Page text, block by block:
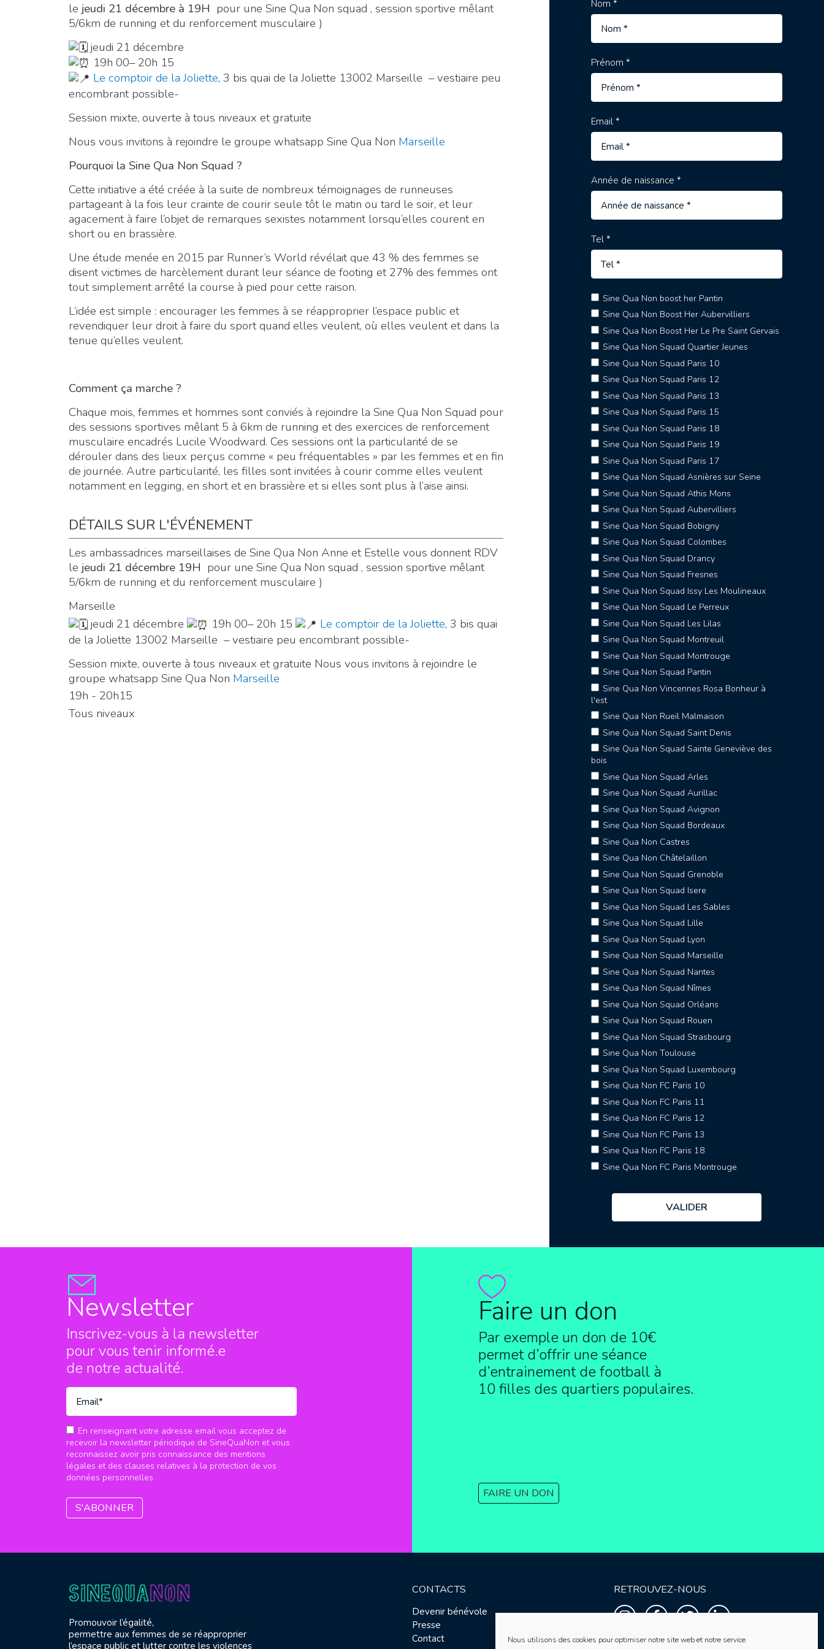
Nous utilisons des cookies pour optimiser notre site web et notre service.
le jeudi 21 décembre à 19H pour une Sine Qua Non squad , session sportive mêlant
5/6km de running et du renforcement musculaire )
jeudi 21 décembre
19h 00– 20h 15
Le comptoir de la Joliette, 3 bis quai de la Joliette 13002 Marseille – vestiaire peu
encombrant possible-
Session mixte, ouverte à tous niveaux et gratuite
Nous vous invitons à rejoindre le groupe whatsapp Sine Qua Non Marseille
Pourquoi la Sine Qua Non Squad ?
Cette initiative a été créée à la suite de nombreux témoignages de runneuses
partageant à la fois leur crainte de courir seule tôt le matin ou tard le soir, et leur
agacement à faire l’objet de remarques sexistes notamment lorsqu’elles courent en
short ou en brassière.
Une étude menée en 2015 par Runner’s World révélait que 43 % des femmes se
disent victimes de harcèlement durant leur séance de footing et 27% des femmes ont
tout simplement arrêté la course à pied pour cette raison.
L’idée est simple : encourager les femmes à se réapproprier l’espace public et
revendiquer leur droit à faire du sport quand elles veulent, où elles veulent et dans la
tenue qu’elles veulent.
Comment ça marche ?
Chaque mois, femmes et hommes sont conviés à rejoindre la Sine Qua Non Squad pour
des sessions sportives mêlant 5 à 6km de running et des exercices de renforcement
musculaire encadrés Lucile Woodward. Ces sessions ont la particularité de se
dérouler dans des lieux perçus comme « peu fréquentables » par les femmes et en fin
de journée. Autre particularité, les filles sont invitées à courir comme elles veulent
notamment en legging, en short et en brassière et si elles sont plus à l’aise ainsi.
DÉTAILS SUR L'ÉVÉNEMENT
Les ambassadrices marseillaises de Sine Qua Non Anne et Estelle vous donnent RDV
lejeudi 21 décembre 19H pour une Sine Qua Non squad , session sportive mêlant
5/6km de running et du renforcement musculaire )
Marseille
jeudi 21 décembre
19h 00– 20h 15 Le comptoir de la Joliette, 3 bis quai
de la Joliette 13002 Marseille – vestiaire peu encombrant possible-
Session mixte, ouverte à tous niveaux et gratuite Nous vous invitons à rejoindre le
groupe whatsapp Sine Qua Non Marseille
19h - 20h15
Tous niveaux
Nom *
Prénom *
Email *
Année de naissance *
Tel *
Sine Qua Non boost her Pantin
Sine Qua Non Boost Her Aubervilliers
Sine Qua Non Boost Her Le Pre Saint Gervais
Sine Qua Non Squad Quartier Jeunes
Sine Qua Non Squad Paris 10
Sine Qua Non Squad Paris 12
Sine Qua Non Squad Paris 13
Sine Qua Non Squad Paris 15
Sine Qua Non Squad Paris 18
Sine Qua Non Squad Paris 19
Sine Qua Non Squad Paris 17
Sine Qua Non Squad Asnières sur Seine
Sine Qua Non Squad Athis Mons
Sine Qua Non Squad Aubervilliers
Sine Qua Non Squad Bobigny
Sine Qua Non Squad Colombes
Sine Qua Non Squad Drancy
Sine Qua Non Squad Fresnes
Sine Qua Non Squad Issy Les Moulineaux
Sine Qua Non Squad Le Perreux
Sine Qua Non Squad Les Lilas
Sine Qua Non Squad Montreuil
Sine Qua Non Squad Montrouge
Sine Qua Non Squad Pantin
Sine Qua Non Vincennes Rosa Bonheur à
l'est
Sine Qua Non Rueil Malmaison
Sine Qua Non Squad Saint Denis
Sine Qua Non Squad Sainte Geneviève des
bois
Sine Qua Non Squad Arles
Sine Qua Non Squad Aurillac
Sine Qua Non Squad Avignon
Sine Qua Non Squad Bordeaux
Sine Qua Non Castres
Sine Qua Non Châtelaillon
Sine Qua Non Squad Grenoble
Sine Qua Non Squad Isere
Sine Qua Non Squad Les Sables
Sine Qua Non Squad Lille
Sine Qua Non Squad Lyon
Sine Qua Non Squad Marseille
Sine Qua Non Squad Nantes
Sine Qua Non Squad Nîmes
Sine Qua Non Squad Orléans
Sine Qua Non Squad Rouen
Sine Qua Non Squad Strasbourg
Sine Qua Non Toulouse
Sine Qua Non Squad Luxembourg
Sine Qua Non FC Paris 10
Sine Qua Non FC Paris 11
Sine Qua Non FC Paris 12
Sine Qua Non FC Paris 13
Sine Qua Non FC Paris 18
Sine Qua Non FC Paris Montrouge
Newsletter
Inscrivez-vous à la newsletter
pour vous tenir informé.e
de notre actualité.
En renseignant votre adresse email vous acceptez de
recevoir la newsletter périodique de SineQuaNon et vous
reconnaissez avoir pris connaissance des mentions
légales et des clauses relatives à la protection de vos
données personnelles.
Faire un don
Par exemple un don de 10€
permet d’offrir une séance
d’entrainement de football à
10 filles des quartiers populaires.
FAIRE UN DON
Promouvoir l’égalité,
permettre aux femmes de se réapproprier
l’espace public et lutter contre les violences
CONTACTS
Devenir bénévole
Presse
Contact
RETROUVEZ-NOUS